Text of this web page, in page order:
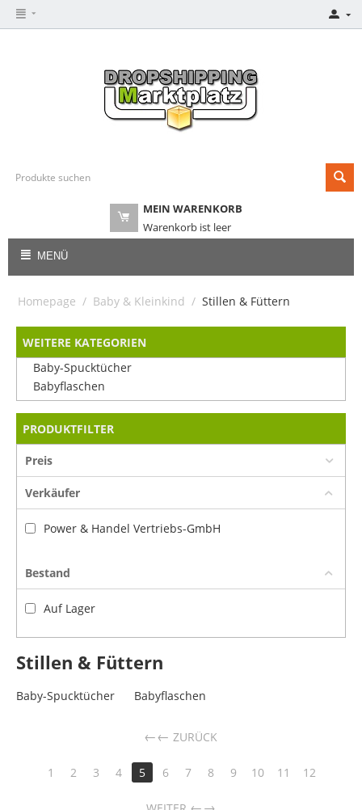
MEIN WARENKORB
Warenkorb ist leer
MENÜ
Homepage / Baby & Kleinkind / Stillen & Füttern
WEITERE KATEGORIEN
Baby-Spucktücher
Babyflaschen
PRODUKTFILTER
Preis
Verkäufer
Power & Handel Vertriebs-GmbH
Bestand
Auf Lager
Stillen & Füttern
Baby-Spucktücher Babyflaschen
← ZURÜCK
1 2 3 4 5 6 7 8 9 10 11 12